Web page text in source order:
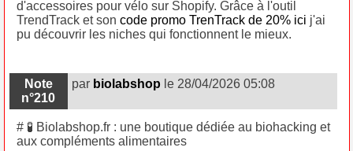
d'accessoires pour vélo sur Shopify. Grâce à l'outil
TrendTrack et son code promo TrenTrack de 20% ici j'ai
pu découvrir les niches qui fonctionnent le mieux.
Note
n°210
par biolabshop le 28/04/2026 05:08
# 🧪 Biolabshop.fr : une boutique dédiée au biohacking et
aux compléments alimentaires